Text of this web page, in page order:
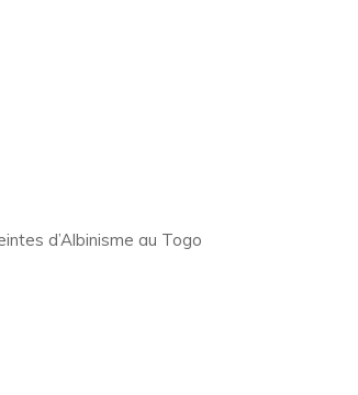
d’Albinisme au Togo